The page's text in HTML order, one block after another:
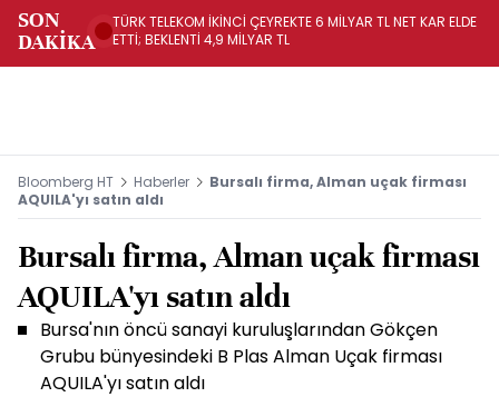
SON
DAKİKA
TÜRK TELEKOM İKİNCİ ÇEYREKTE 6 MİLYAR TL NET KAR ELDE
ETTİ; BEKLENTİ 4,9 MİLYAR TL
Bloomberg HT Haberler
Bursalı firma, Alman uçak firması
AQUILA'yı satın aldı
Bursalı firma, Alman uçak firması
AQUILA'yı satın aldı
Bursa'nın öncü sanayi kuruluşlarından Gökçen
Grubu bünyesindeki B Plas Alman Uçak firması
AQUILA'yı satın aldı